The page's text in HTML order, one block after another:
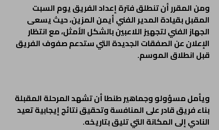
ومن المقرر أن تنطلق فترة إعداد الفريق يوم السبت
المقبل بقيادة المدير الفني أيمن المزين، حيث يسعى
الجهاز الفني لتجهيز اللاعبين بالشكل الأمثل، مع انتظار
الإعلان عن الصفقات الجديدة التي ستدعم صفوف الفريق
قبل انطلاق الموسم.
ويأمل مسؤولو وجماهير طنطا أن تشهد المرحلة المقبلة
بناء فريق قادر على المنافسة وتحقيق نتائج إيجابية تعيد
النادي إلى المكانة التي تليق بتاريخه.